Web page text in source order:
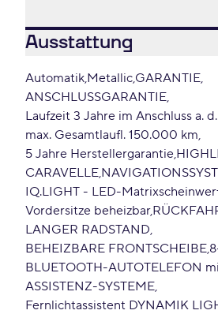
Ausstattung
Automatik Metallic GARANTIE
ANSCHLUSSGARANTIE
Laufzeit 3 Jahre im Anschluss a.
max. Gesamtlaufl. 150.000 km
5 Jahre Herstellergarantie
CARAVELLE
IQ.LIGHT - LED-
Vordersitze beheizbar
LANGER RADSTAND
BEHEIZBARE FRONTSCHEIBE
BLUETOOTH-AUTOTELEFON
ASSISTENZ-SYSTEME
Fernlichtassistent DYNAMIK